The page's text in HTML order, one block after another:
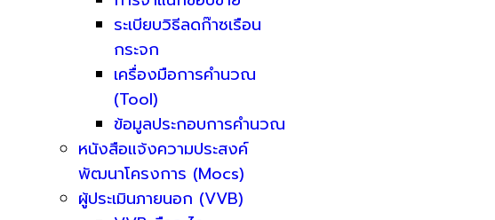
ระเบียบวิธีลดก๊าซเรือน
กระจก
เครื่องมือการคำนวณ
(Tool)
ข้อมูลประกอบการคำนวณ
หนังสือแจ้งความประสงค์
พัฒนาโครงการ (Mocs)
ผู้ประเมินภายนอก (VVB)